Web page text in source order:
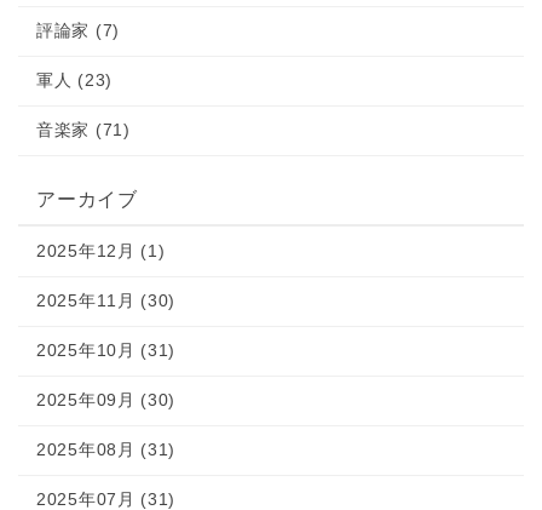
評論家 (7)
軍人 (23)
音楽家 (71)
アーカイブ
2025年12月 (1)
2025年11月 (30)
2025年10月 (31)
2025年09月 (30)
2025年08月 (31)
2025年07月 (31)